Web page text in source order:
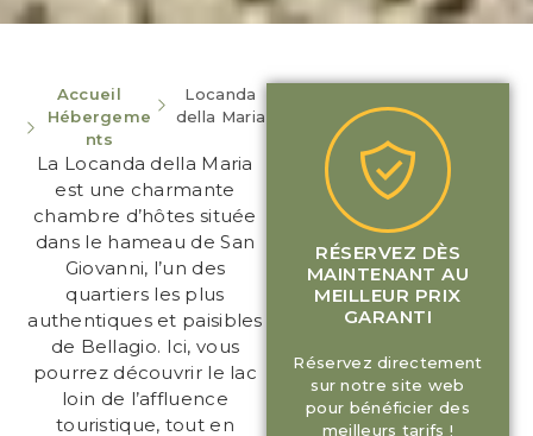
Accueil
Hébergeme
nts
Locanda
della Maria
La Locanda della Maria
est une charmante
chambre d’hôtes située
dans le hameau de San
Giovanni, l’un des
quartiers les plus
authentiques et paisibles
de Bellagio. Ici, vous
pourrez découvrir le lac
loin de l’affluence
touristique, tout en
RÉSERVEZ DÈS
MAINTENANT AU
MEILLEUR PRIX
GARANTI
Réservez directement
sur notre site web
pour bénéficier des
meilleurs tarifs !